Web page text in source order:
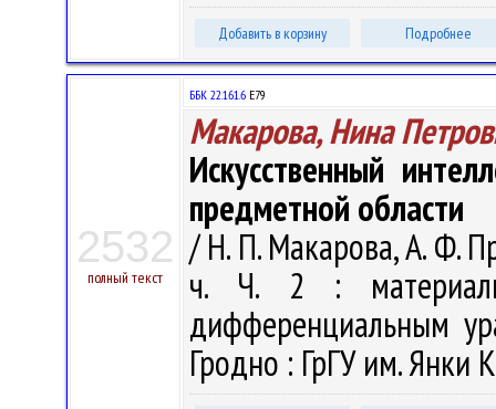
Добавить в корзину Подробнее
2532
полный текст
ББК 22.161.6 Е79
Макарова, Нина
Искусственный
предметной области
/ Н. П. Макарова, А. Ф.
ч. Ч. 2 :
дифференциальным
Гродно : ГрГУ им. Янки